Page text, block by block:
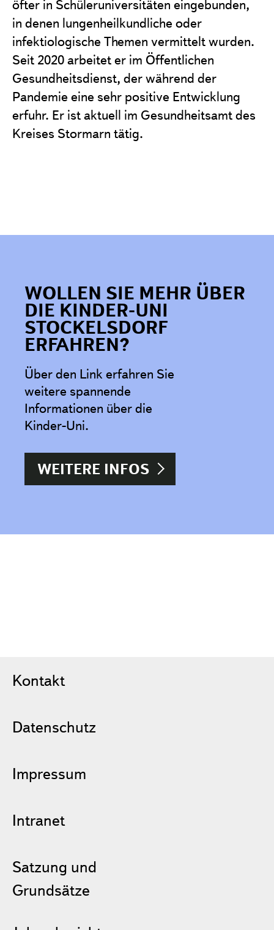
öfter in Schüleruniversitäten eingebunden,
in denen lungenheilkundliche oder
infektiologische Themen vermittelt wurden.
Seit 2020 arbeitet er im Öffentlichen
Gesundheitsdienst, der während der
Pandemie eine sehr positive Entwicklung
erfuhr. Er ist aktuell im Gesundheitsamt des
Kreises Stormarn tätig.
WOLLEN SIE MEHR ÜBER
DIE KINDER-UNI
STOCKELSDORF
ERFAHREN?
Über den Link erfahren Sie
weitere spannende
Informationen über die
Kinder-Uni.
WEITERE INFOS
Kontakt
Datenschutz
Impressum
Intranet
Satzung und
Grundsätze